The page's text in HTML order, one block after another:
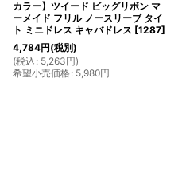
カラー】ツイード ビッグリボン マ
ーメイド フリル ノースリーブ タイ
ト ミニドレス キャバドレス [1287]
4,784円(税別)
(税込 : 5,263円)
希望小売価格: 5,980円